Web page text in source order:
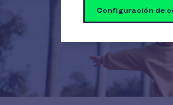
Configuración de